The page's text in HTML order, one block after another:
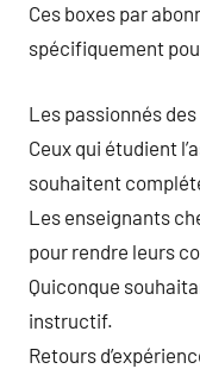
Ces boxes par
spécifiquement
Les passionnés
Ceux qui étudient
souhaitent
Les enseignants
pour rendre leurs
Quiconque
instructif.
Retours